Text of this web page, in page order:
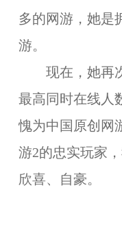
多的网游，她是
游。
现在，她再次
最高同时在线人
愧为中国原创网
游2的忠实玩家
欣喜、自豪。